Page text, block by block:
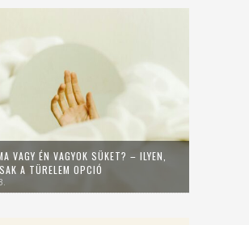
VAGY ÉN VAGYOK SÜKET? – ILYEN,
A TÜRELEM OPCIÓ